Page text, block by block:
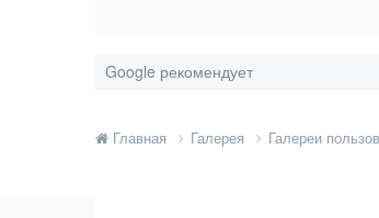
Google рекомендует
Главная Галерея Галереи